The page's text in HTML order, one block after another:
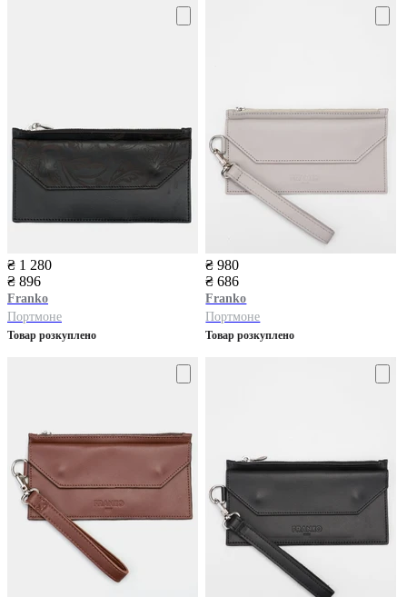
₴ 1 280
₴ 896
Franko
Портмоне
Товар розкуплено
₴ 980
₴ 686
Franko
Портмоне
Товар розкуплено